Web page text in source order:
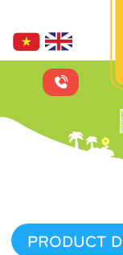
PRODUCT